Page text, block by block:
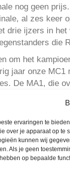
ervaringen te
over je apparaat op te
kunnen wij
Als je geen
op bepaalde
nog geen
al zes keer
drie ijzers in
die
om het
jaar onze MC1
De MA1, die
in de
maar dat